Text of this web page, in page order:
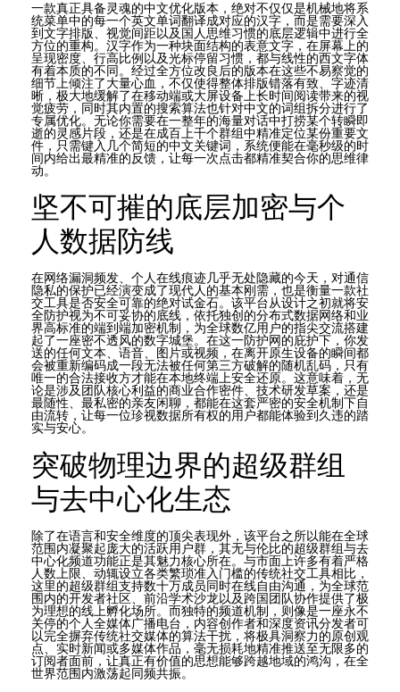
一款真正具备灵魂的中文优化版本，绝对不仅仅是机械地将系
统菜单中的每一个英文单词翻译成对应的汉字，而是需要深入
到文字排版、视觉间距以及国人思维习惯的底层逻辑中进行全
方位的重构。汉字作为一种块面结构的表意文字，在屏幕上的
呈现密度、行高比例以及光标停留习惯，都与线性的西文字体
有着本质的不同。经过全方位改良后的版本在这些不易察觉的
细节上倾注了大量心血，不仅使得整体排版错落有致、字迹清
晰，极大地缓解了在移动端或大屏设备上长时间阅读带来的视
觉疲劳，同时其内置的搜索算法也针对中文的词组拆分进行了
专属优化。无论你需要在一整年的海量对话中打捞某个转瞬即
逝的灵感片段，还是在成百上千个群组中精准定位某份重要文
件，只需键入几个简短的中文关键词，系统便能在毫秒级的时
间内给出最精准的反馈，让每一次点击都精准契合你的思维律
动。
坚不可摧的底层加密与个
人数据防线
在网络漏洞频发、个人在线痕迹几乎无处隐藏的今天，对通信
隐私的保护已经演变成了现代人的基本刚需，也是衡量一款社
交工具是否安全可靠的绝对试金石。该平台从设计之初就将安
全防护视为不可妥协的底线，依托独创的分布式数据网络和业
界高标准的端到端加密机制，为全球数亿用户的指尖交流搭建
起了一座密不透风的数字城堡。在这一防护网的庇护下，你发
送的任何文本、语音、图片或视频，在离开原生设备的瞬间都
会被重新编码成一段无法被任何第三方破解的随机乱码，只有
唯一的合法接收方才能在本地终端上安全还原。这意味着，无
论是涉及团队核心利益的商业合作密件、技术研发草案，还是
最随性、最私密的亲友闲聊，都能在这套严密的安全机制下自
由流转，让每一位珍视数据所有权的用户都能体验到久违的踏
实与安心。
突破物理边界的超级群组
与去中心化生态
除了在语言和安全维度的顶尖表现外，该平台之所以能在全球
范围内凝聚起庞大的活跃用户群，其无与伦比的超级群组与去
中心化频道功能正是其魅力核心所在。与市面上许多有着严格
人数上限、动辄设立各类繁琐准入门槛的传统社交工具相比，
这里的超级群组支持数十万成员同时在线自由沟通，为全球范
围内的开发者社区、前沿学术沙龙以及跨国团队协作提供了极
为理想的线上孵化场所。而独特的频道机制，则像是一座永不
关停的个人全媒体广播电台，内容创作者和深度资讯分发者可
以完全摒弃传统社交媒体的算法干扰，将极具洞察力的原创观
点、实时新闻或多媒体作品，毫无损耗地精准推送至无限多的
订阅者面前，让真正有价值的思想能够跨越地域的鸿沟，在全
世界范围内激荡起同频共振。